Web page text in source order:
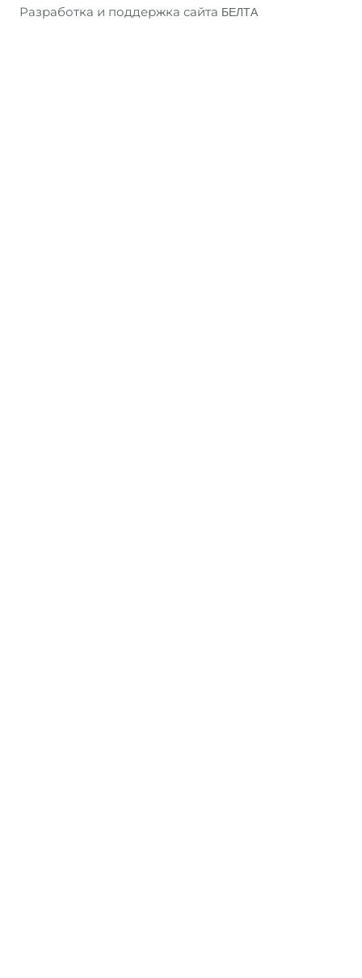
Разработка и поддержка сайта БЕЛТА